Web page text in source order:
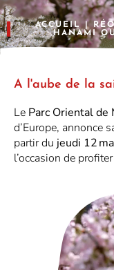
ACCUEIL|
HANAMI
A l'aube de la
Le Parc Oriental de
d’Europe, annonce
partir du jeudi 12
l’occasion de